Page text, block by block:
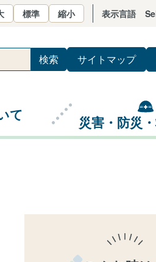
サイトマップ
て 災害・防災
標準 縮小 表示言語